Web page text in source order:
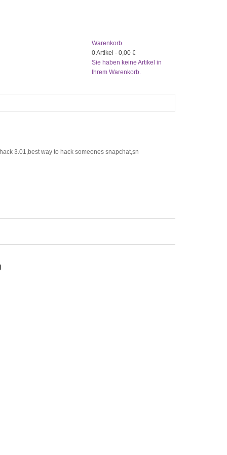
Warenkorb
0Artikel - 0,00 €
Sie haben keine Artikel in
Ihrem Warenkorb.
3.01,best way to hack someones snapchat,sn